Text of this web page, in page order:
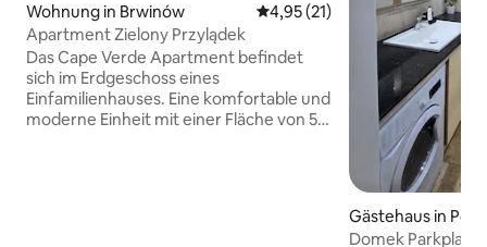
Wohnung in Brwinów Durchschnittliche Bewertung:
4,95 (21)
Apartment Zielony Przylądek
Das Cape Verde Apartment befindet
sich im Erdgeschoss eines
Einfamilienhauses. Eine komfortable und
moderne Einheit mit einer Fläche von 55
Gästehaus in
wski
Domek Parkplatz